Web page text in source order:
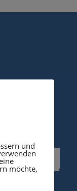
und
möchte,